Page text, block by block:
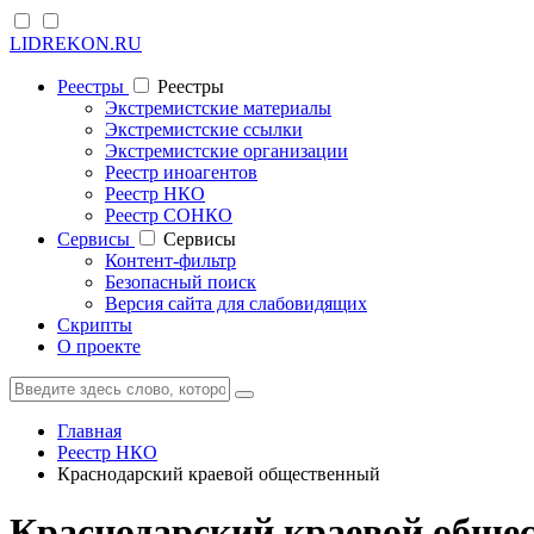
LIDREKON.RU
Реестры
Реестры
Экстремистские материалы
Экстремистские ссылки
Экстремистские организации
Реестр иноагентов
Реестр НКО
Реестр СОНКО
Cервисы
Cервисы
Контент-фильтр
Безопасный поиск
Версия сайта для слабовидящих
Скрипты
О проекте
Главная
Реестр НКО
Краснодарский краевой общественный